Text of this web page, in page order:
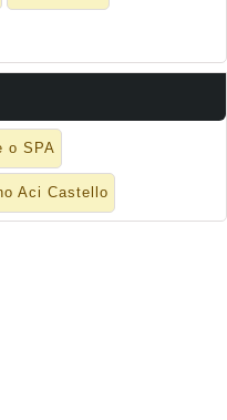
o SPA
Aci Castello